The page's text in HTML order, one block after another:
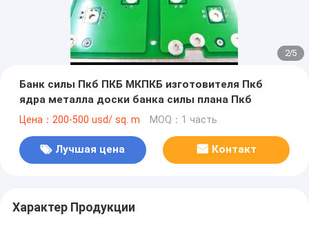
2/5
Банк силы Пкб ПКБ МКПКБ изготовителя Пкб
ядра металла доски банка силы плана Пкб
Цена：200-500 usd/ sq. m MOQ：1 часть
Лучшая цена Контакт
Характер Продукции